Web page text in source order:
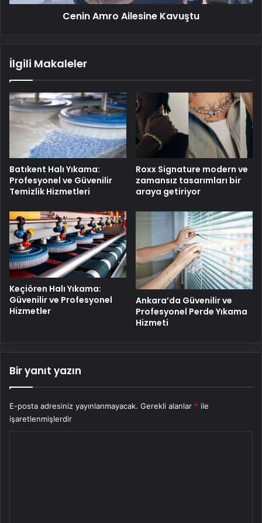
Cenin Amro Ailesine Kavuştu
İlgili Makaleler
Batıkent Halı Yıkama:
Profesyonel ve Güvenilir
Temizlik Hizmetleri
Roxx Signature modern ve
zamansız tasarımları bir
araya getiriyor
Keçiören Halı Yıkama:
Güvenilir ve Profesyonel
Hizmetler
Ankara’da Güvenilir ve
Profesyonel Perde Yıkama
Hizmeti
Bir yanıt yazın
E-posta adresiniz yayınlanmayacak. Gerekli alanlar * ile
işaretlenmişlerdir